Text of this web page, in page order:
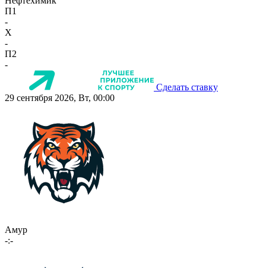
П1
-
X
-
П2
-
Сделать ставку
29 сентября 2026, Вт, 00:00
Амур
-:-